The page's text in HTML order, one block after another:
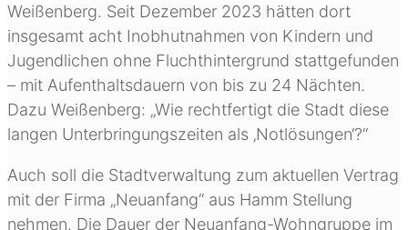
Weißenberg. Seit Dezember 2023 hätten dort
insgesamt acht Inobhutnahmen von Kindern und
Jugendlichen ohne Fluchthintergrund stattgefunden
– mit Aufenthaltsdauern von bis zu 24 Nächten.
Dazu Weißenberg: „Wie rechtfertigt die Stadt diese
langen Unterbringungszeiten als ‚Notlösungen‘?“
Auch soll die Stadtverwaltung zum aktuellen Vertrag
mit der Firma „Neuanfang“ aus Hamm Stellung
nehmen. Die Dauer der Neuanfang-Wohngruppe im